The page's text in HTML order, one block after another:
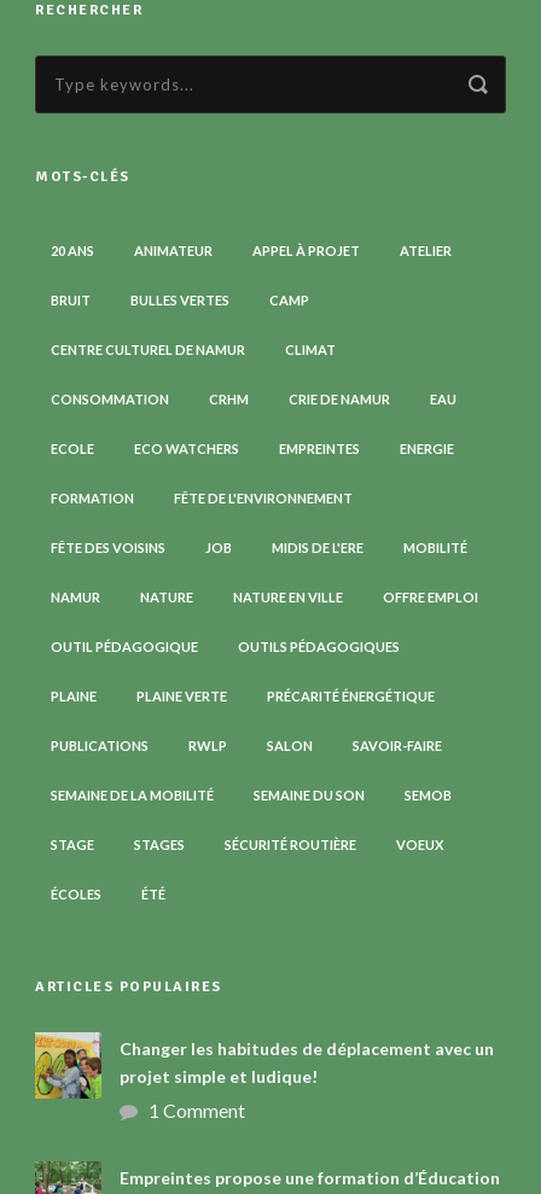
RECHERCHER
MOTS-CLÉS
20 ANS ANIMATEUR APPEL À PROJET ATELIER
BRUIT BULLES VERTES CAMP
CENTRE CULTUREL DE NAMUR CLIMAT
CONSOMMATION CRHM CRIE DE NAMUR EAU
ECOLE ECO WATCHERS EMPREINTES ENERGIE
FORMATION FÊTE DE L'ENVIRONNEMENT
FÊTE DES VOISINS JOB MIDIS DE L'ERE MOBILITÉ
NAMUR NATURE NATURE EN VILLE OFFRE EMPLOI
OUTIL PÉDAGOGIQUE OUTILS PÉDAGOGIQUES
PLAINE PLAINE VERTE PRÉCARITÉ ÉNERGÉTIQUE
PUBLICATIONS RWLP SALON SAVOIR-FAIRE
SEMAINE DE LA MOBILITÉ SEMAINE DU SON SEMOB
STAGE STAGES SÉCURITÉ ROUTIÈRE VOEUX
ÉCOLES ÉTÉ
ARTICLES POPULAIRES
Changer les habitudes de déplacement avec un
projet simple et ludique!
1 Comment
Empreintes propose une formation d’Éducation